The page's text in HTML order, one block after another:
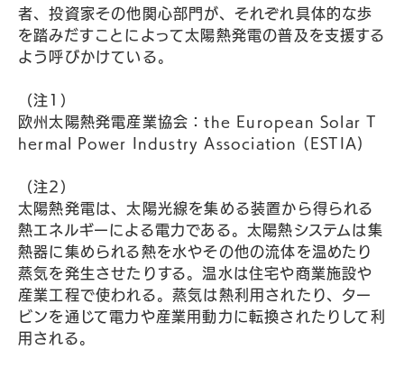
者、投資家その他関心部門が、それぞれ具体的な歩
を踏みだすことによって太陽熱発電の普及を支援する
よう呼びかけている。
（注1）
欧州太陽熱発電産業協会：the European Solar T
hermal Power Industry Association (ESTIA)
（注2）
太陽熱発電は、太陽光線を集める装置から得られる
熱エネルギーによる電力である。太陽熱システムは集
熱器に集められる熱を水やその他の流体を温めたり
蒸気を発生させたりする。温水は住宅や商業施設や
産業工程で使われる。蒸気は熱利用されたり、ター
ビンを通じて電力や産業用動力に転換されたりして利
用される。